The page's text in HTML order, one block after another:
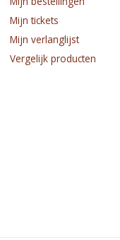
Mijn tickets
Mijn verlanglijst
Vergelijk producten